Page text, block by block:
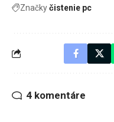
Značkyčistenie pc
4 komentáre